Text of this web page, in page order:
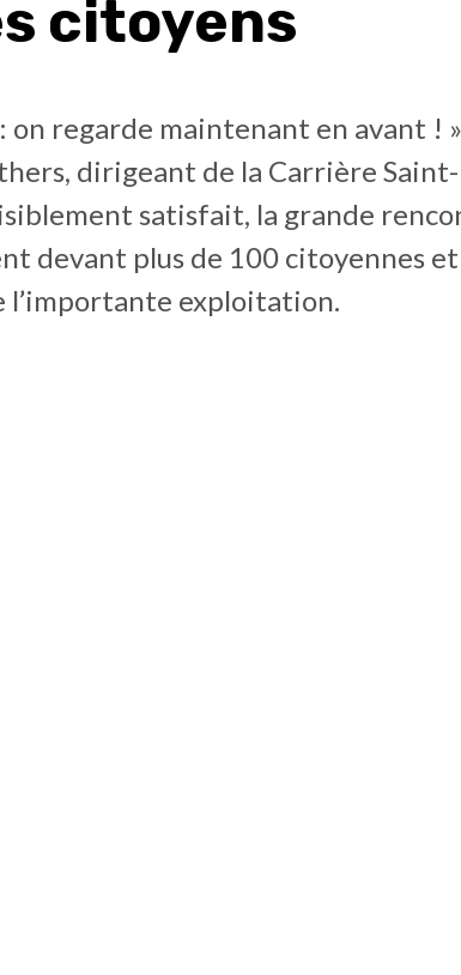
citoyens
on regarde maintenant en avant ! »
dirigeant de la Carrière Saint-
satisfait, la grande
devant plus de 100 citoyennes et
l’importante exploitation.